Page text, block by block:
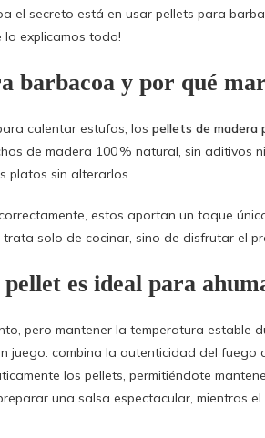
el secreto está en usar pellets para
lo explicamos todo!
barbacoa y por qué
calentar estufas, los pellets de madera
de madera 100 % natural, sin aditivos
platos sin alterarlos.
estos aportan un toque
solo de cocinar, sino de disfrutar el
es ideal para
pero mantener la temperatura estable
juego: combina la autenticidad del fuego
los pellets, permitiéndote
una salsa espectacular, mientras